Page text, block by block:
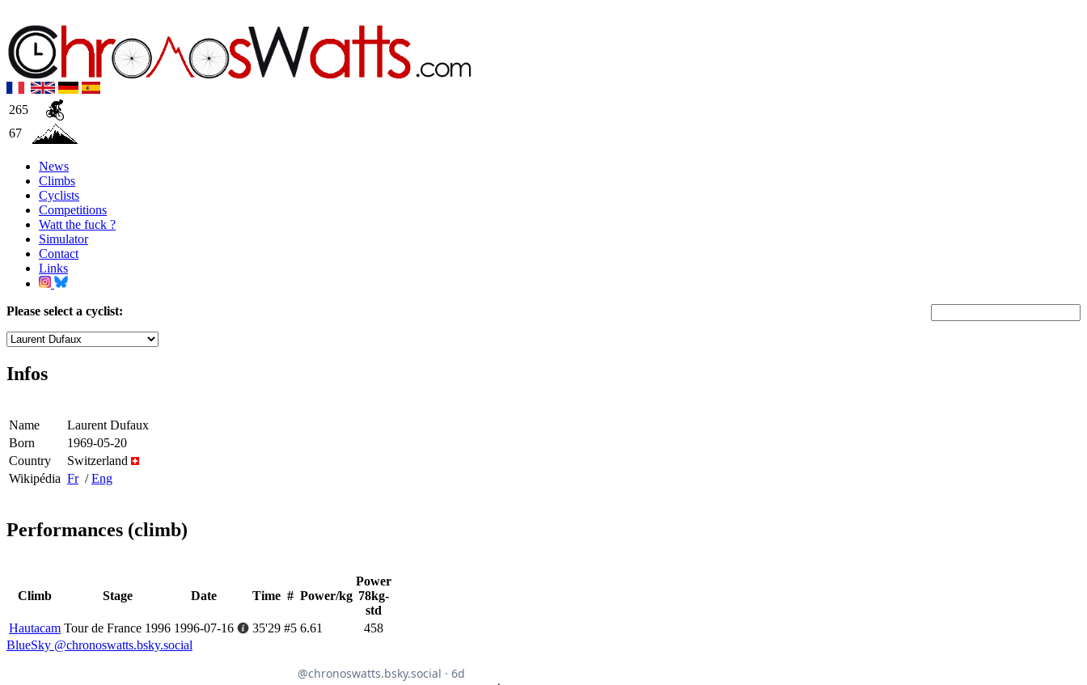
265
67
News
Climbs
Cyclists
Competitions
Watt the fuck ?
Simulator
Contact
Links
Please select a cyclist:
Infos
Name
Laurent Dufaux
Born
1969-05-20
Country
Switzerland
Wikipédia Fr/Eng
Performances (climb)
Climb Stage Date Time # Power/kg
Power
78kg-
std
Hautacam Tour de France 1996 1996-07-16 35'29 #5 6.61
458
BlueSky @chronoswatts.bsky.social